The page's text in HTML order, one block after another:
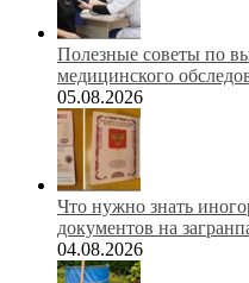
Полезные советы по
медицинского
05.08.2026
Что нужно знать
документов на
04.08.2026